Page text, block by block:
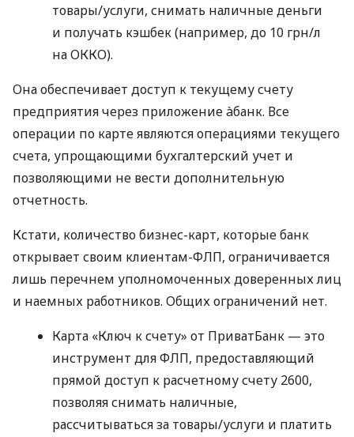
товары/услуги, снимать наличные деньги
и получать кэшбек (например, до 10 грн/л
на ОККО).
Она обеспечивает доступ к текущему счету
предприятия через приложение àбанк. Все
операции по карте являются операциями текущего
счета, упрощающими бухгалтерский учет и
позволяющими не вести дополнительную
отчетность.
Кстати, количество бизнес-карт, которые банк
открывает своим клиентам-ФЛП, ограничивается
лишь перечнем уполномоченных доверенных лиц
и наемных работников. Общих ограничений нет.
Карта «Ключ к счету» от ПриватБанк — это
инструмент для ФЛП, предоставляющий
прямой доступ к расчетному счету 2600,
позволяя снимать наличные,
рассчитываться за товары/услуги и платить